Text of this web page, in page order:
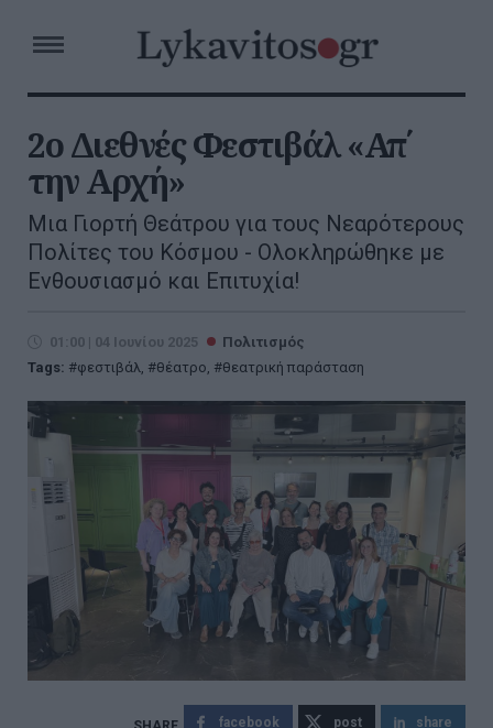
2ο Διεθνές Φεστιβάλ «Απ΄
την Αρχή»
Μια Γιορτή Θεάτρου για τους Νεαρότερους
Πολίτες του Κόσμου - Ολοκληρώθηκε με
Ενθουσιασμό και Επιτυχία!
01:00 | 04 Ιουνίου 2025
Πολιτισμός
Tags:
φεστιβάλ, θέατρο, θεατρική παράσταση
facebook post share